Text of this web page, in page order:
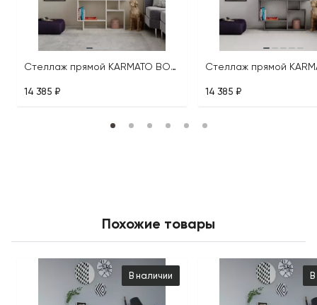
Стеллаж прямой KARMATO BOOKCASE
14 385 ₽ 14 385 ₽
Похожие товары
В наличии